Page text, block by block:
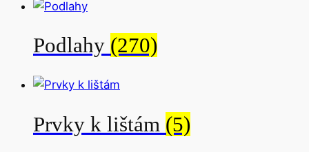
Podlahy (270)
Prvky k lištám (5)